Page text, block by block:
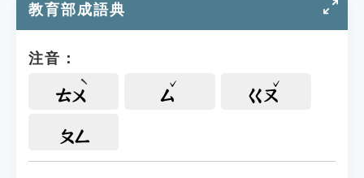
教育部成語典
注音：
ㄊㄨ ㄙ ㄍㄡ
ㄆㄥ